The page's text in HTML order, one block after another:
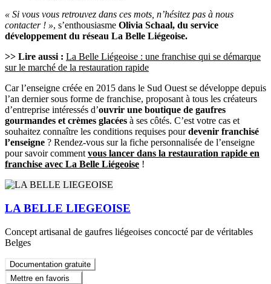
« Si vous vous retrouvez dans ces mots, n’hésitez pas à nous
contacter ! », s’enthousiasme Olivia Schaal, du service
développement du réseau La Belle Liégeoise.
>> Lire aussi : La Belle Liégeoise : une franchise qui se démarque
sur le marché de la restauration rapide
Car l’enseigne créée en 2015 dans le Sud Ouest se développe depuis
l’an dernier sous forme de franchise, proposant à tous les créateurs
d’entreprise intéressés d’ouvrir une boutique de gaufres
gourmandes et crèmes glacées à ses côtés. C’est votre cas et
souhaitez connaître les conditions requises pourdevenir franchisé
l’enseigne ? Rendez-vous sur la fiche personnalisée de l’enseigne
pour savoir commentvous lancer dans la restauration rapide en
franchise avec La Belle Liégeoise !
LA BELLE LIEGEOISE
Concept artisanal de gaufres liégeoises concocté par de véritables
Belges
Documentation gratuite
Mettre en favoris